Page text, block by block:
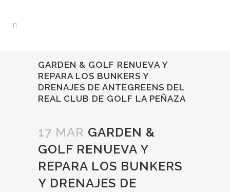
GARDEN & GOLF RENUEVA Y
REPARA LOS BUNKERS Y
DRENAJES DE ANTEGREENS DEL
REAL CLUB DE GOLF LA PEÑAZA
17 MAR GARDEN &
GOLF RENUEVA Y
REPARA LOS BUNKERS
Y DRENAJES DE